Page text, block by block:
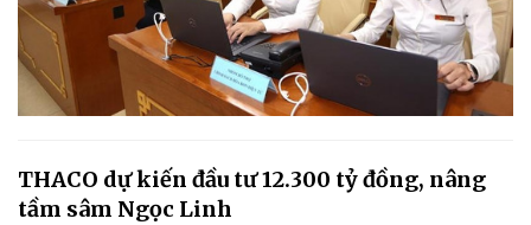
THACO dự kiến đầu tư 12.300 tỷ đồng, nâng
tầm sâm Ngọc Linh